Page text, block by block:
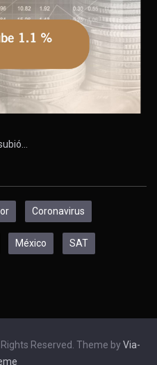
Coronavirus
México SAT
Rights Reserved. Theme by Via-